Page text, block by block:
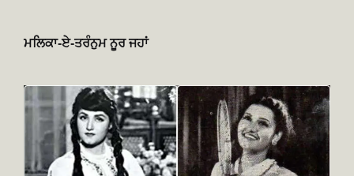
ਮਲਿਕਾ-ਏ-ਤਰੰਨੁਮ ਨੂਰ ਜਹਾਂ